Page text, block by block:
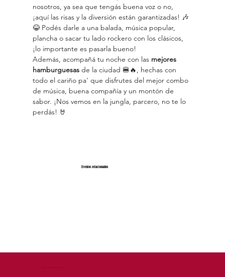
Eventos relacionados
nosotros, ya sea que tengás buena voz o no,
¡aquí las risas y la diversión están garantizadas! 🎶
😂 Podés darle a una balada, música popular,
plancha o sacar tu lado rockero con los clásicos,
¡lo importante es pasarla bueno!
Además, acompañá tu noche con las mejores
hamburguesas de la ciudad 🍔🔥, hechas con
todo el cariño pa' que disfrutes del mejor combo
de música, buena compañía y un montón de
sabor. ¡Nos vemos en la jungla, parcero, no te lo
perdás! 🤘
© 2026 by DEM - Diseño Estrategico de Marca™